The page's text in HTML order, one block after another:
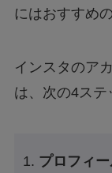
にはおすすめ
インスタのア
は、次の4ステ
プロフィ